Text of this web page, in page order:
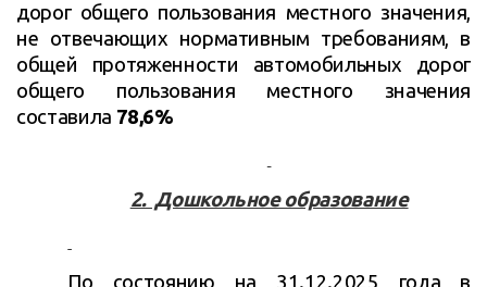
дорог общего пользования местного значения,
не отвечающих нормативным требованиям, в
общей протяженности автомобильных дорог
общего пользования местного значения
составила 78,6%
2. Дошкольное образование